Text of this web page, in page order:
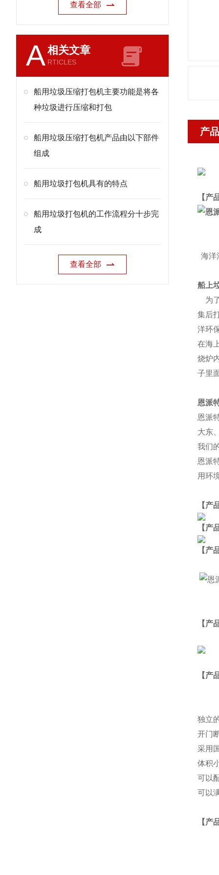
查看全部
A相关文章
RTICLES
船用垃圾压缩打包机主要功能是将各
种垃圾进行压缩和打包
船用垃圾压缩打包机产品由以下部件
组成
船用垃圾打包机具有的特点
船用垃圾打包机的工作流程分十步完
成
查看全部
产
【产
海洋
船上
为了
集后
洋环
在海
烧炉
子里
恩派
恩派
大东
我们
恩派
用环
【产
【产
【产
【产
【产
独立
开门
采用
体积
可以
可以
【产